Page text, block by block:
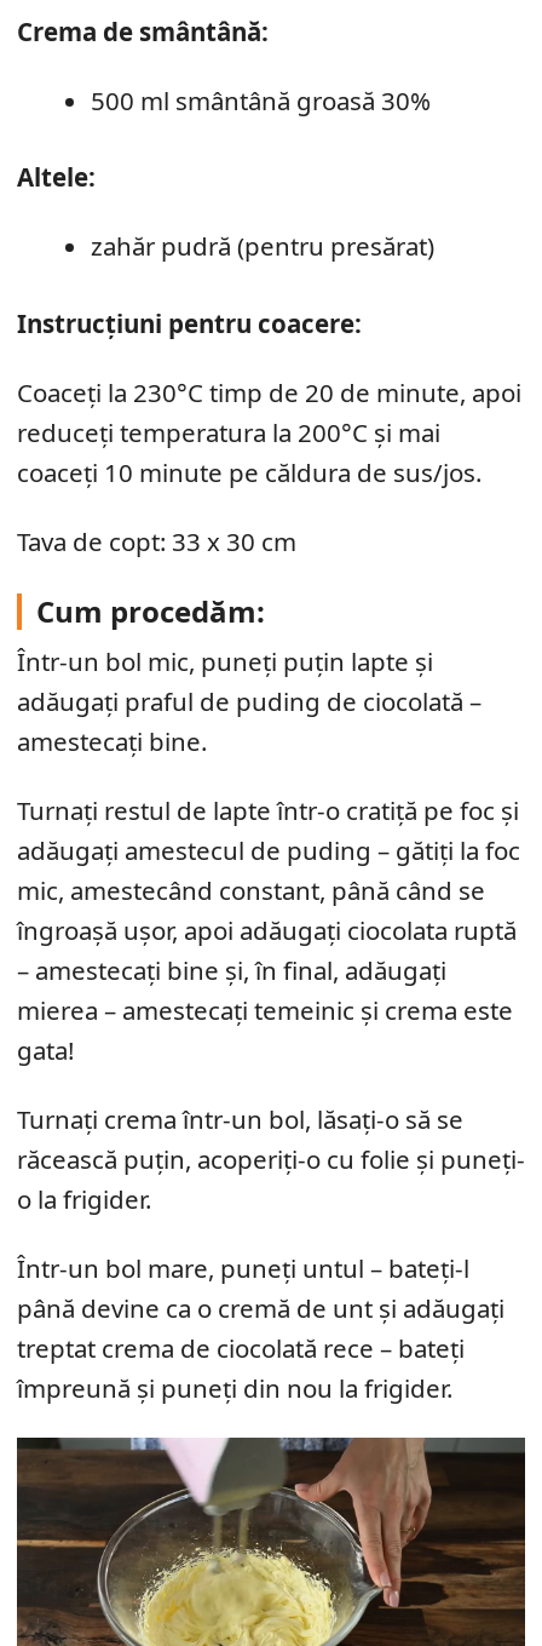
Crema de smântână:
500 ml smântână groasă 30%
Altele:
zahăr pudră (pentru presărat)
Instrucțiuni pentru coacere:
Coaceți la 230°C timp de 20 de minute, apoi
reduceți temperatura la 200°C și mai
coaceți 10 minute pe căldura de sus/jos.
Tava de copt: 33 x 30 cm
Cum procedăm:
Într-un bol mic, puneți puțin lapte și
adăugați praful de puding de ciocolată –
amestecați bine.
Turnați restul de lapte într-o cratiță pe foc și
adăugați amestecul de puding – gătiți la foc
mic, amestecând constant, până când se
îngroașă ușor, apoi adăugați ciocolata ruptă
– amestecați bine și, în final, adăugați
mierea – amestecați temeinic și crema este
gata!
Turnați crema într-un bol, lăsați-o să se
răcească puțin, acoperiți-o cu folie și puneți-
o la frigider.
Într-un bol mare, puneți untul – bateți-l
până devine ca o cremă de unt și adăugați
treptat crema de ciocolată rece – bateți
împreună și puneți din nou la frigider.